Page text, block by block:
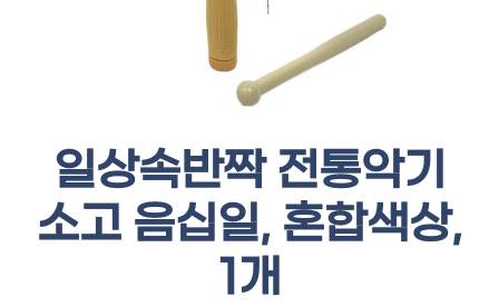
일상속반짝 전통악기
소고 음십일, 혼합색상,
1개